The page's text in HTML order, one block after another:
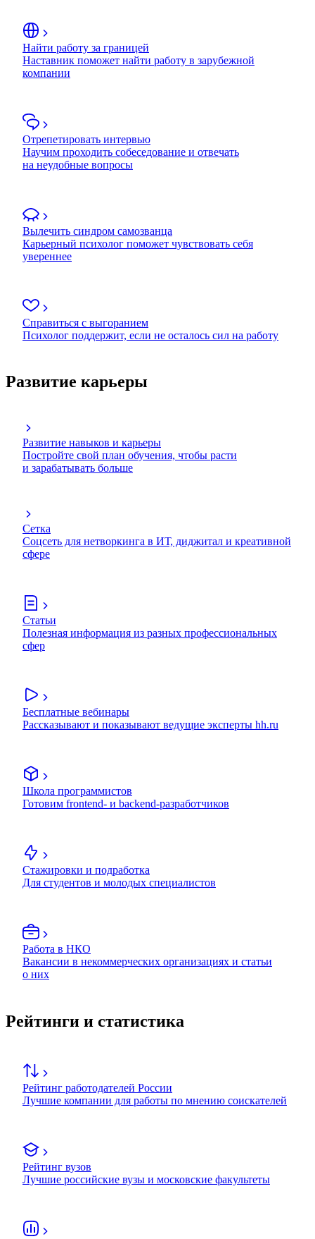
Найти работу за границей
Наставник поможет найти работу в зарубежной
компании
Отрепетировать интервью
Научим проходить собеседование и отвечать
на неудобные вопросы
Вылечить синдром самозванца
Карьерный психолог поможет чувствовать себя
увереннее
Справиться с выгоранием
Психолог поддержит, если не осталось сил на работу
Развитие карьеры
Развитие навыков и карьеры
Постройте свой план обучения, чтобы расти
и зарабатывать больше
Сетка
Соцсеть для нетворкинга в ИТ, диджитал и креативной
сфере
Статьи
Полезная информация из разных профессиональных
сфер
Бесплатные вебинары
Рассказывают и показывают ведущие эксперты hh.ru
Школа программистов
Готовим frontend- и backend-разработчиков
Стажировки и подработка
Для студентов и молодых специалистов
Работа в НКО
Вакансии в некоммерческих организациях и статьи
о них
Рейтинги и статистика
Рейтинг работодателей России
Лучшие компании для работы по мнению соискателей
Рейтинг вузов
Лучшие российские вузы и московские факультеты